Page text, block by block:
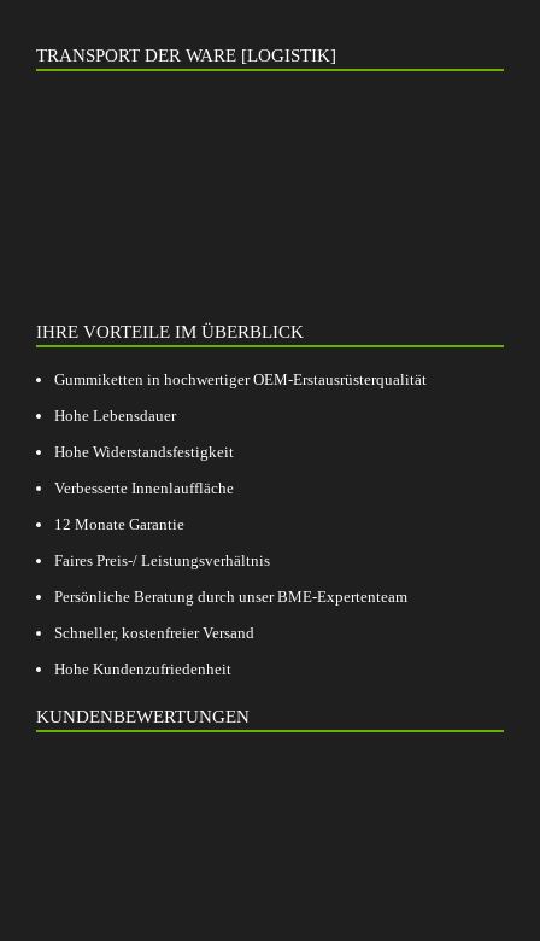
TRANSPORT DER WARE [LOGISTIK]
IHRE VORTEILE IM ÜBERBLICK
Gummiketten in hochwertiger OEM-Erstausrüsterqualität
Hohe Lebensdauer
Hohe Widerstandsfestigkeit
Verbesserte Innenlauffläche
12 Monate Garantie
Faires Preis-/ Leistungsverhältnis
Persönliche Beratung durch unser BME-Expertenteam
Schneller, kostenfreier Versand
Hohe Kundenzufriedenheit
KUNDENBEWERTUNGEN